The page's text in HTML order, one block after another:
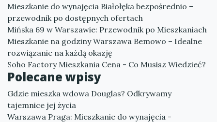
Mieszkanie do wynajęcia Białołęka bezpośrednio –
przewodnik po dostępnych ofertach
Mińska 69 w Warszawie: Przewodnik po Mieszkaniach
Mieszkanie na godziny Warszawa Bemowo – Idealne
rozwiązanie na każdą okazję
Soho Factory Mieszkania Cena - Co Musisz Wiedzieć?
Polecane wpisy
Gdzie mieszka wdowa Douglas? Odkrywamy
tajemnice jej życia
Warszawa Praga: Mieszkanie do wynajęcia -